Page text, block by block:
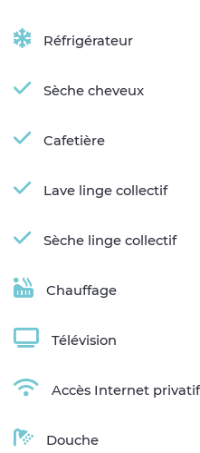
Réfrigérateur
Sèche cheveux
Cafetière
Lave linge collectif
Sèche linge collectif
Chauffage
Télévision
Accès Internet
Douche